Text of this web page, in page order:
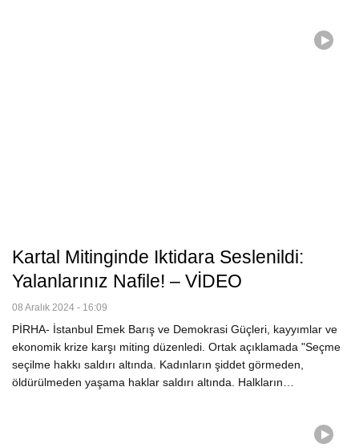
Kartal Mitinginde Iktidara Seslenildi:
Yalanlarınız Nafile! – VİDEO
08 Aralık 2024 - 16:09
PİRHA- İstanbul Emek Barış ve Demokrasi Güçleri, kayyımlar ve
ekonomik krize karşı miting düzenledi. Ortak açıklamada "Seçme
seçilme hakkı saldırı altında. Kadınların şiddet görmeden,
öldürülmeden yaşama haklar saldırı altında. Halkların…